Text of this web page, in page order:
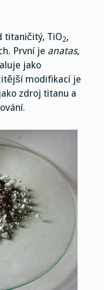
titaničitý, TiO2,
První je anatas,
jako
modifikací je
zdroj titanu a